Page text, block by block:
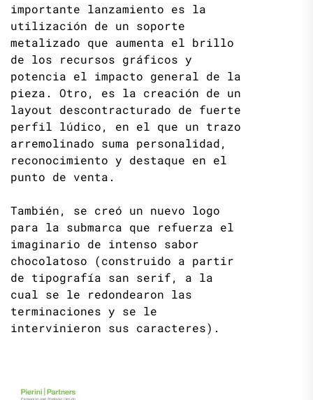
importante lanzamiento es la
utilización de un soporte
metalizado que aumenta el brillo
de los recursos gráficos y
potencia el impacto general de la
pieza. Otro, es la creación de un
layout descontracturado de fuerte
perfil lúdico, en el que un trazo
arremolinado suma personalidad,
reconocimiento y destaque en el
punto de venta.
También, se creó un nuevo logo
para la submarca que refuerza el
imaginario de intenso sabor
chocolatoso (construido a partir
de tipografía san serif, a la
cual se le redondearon las
terminaciones y se le
intervinieron sus caracteres).